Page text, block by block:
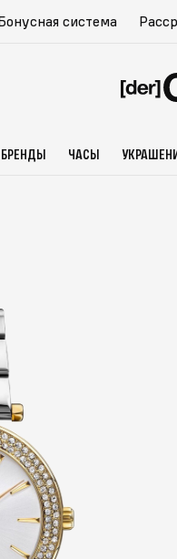
система
БРЕНДЫ ЧАСЫ